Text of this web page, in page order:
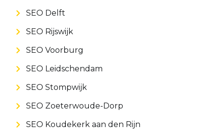
SEO Delft
SEO Rijswijk
SEO Voorburg
SEO Leidschendam
SEO Stompwijk
SEO Zoeterwoude-Dorp
SEO Koudekerk aan den Rijn